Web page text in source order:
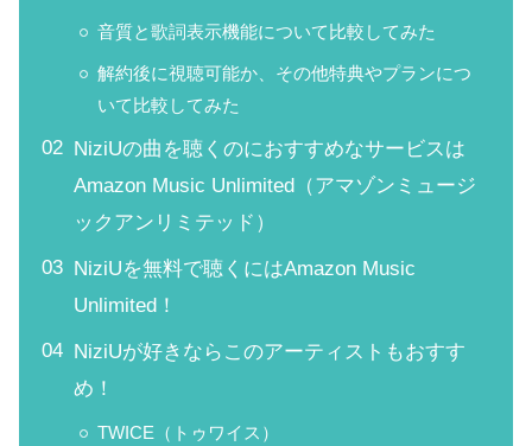
音質と歌詞表示機能について比較してみた
解約後に視聴可能か、その他特典やプランにつ
いて比較してみた
NiziUの曲を聴くのにおすすめなサービスは
Amazon Music Unlimited（アマゾンミュージ
ックアンリミテッド）
NiziUを無料で聴くにはAmazon Music
Unlimited！
NiziUが好きならこのアーティストもおすす
め！
TWICE（トゥワイス）